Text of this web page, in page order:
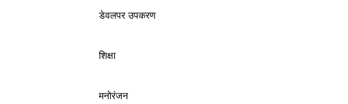
डेवलपर उपकरण
शिक्षा
मनोरंजन